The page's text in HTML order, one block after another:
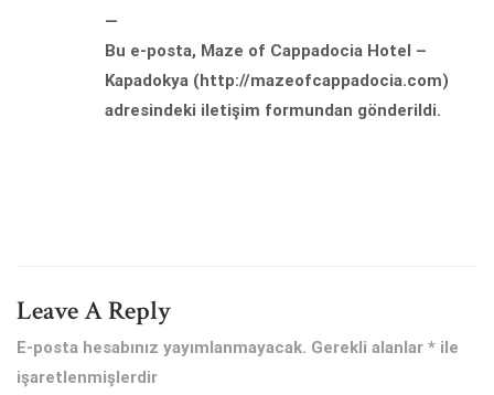
—
Bu e-posta, Maze of Cappadocia Hotel –
Kapadokya (http://mazeofcappadocia.com)
adresindeki iletişim formundan gönderildi.
Leave A Reply
E-posta hesabınız yayımlanmayacak. Gerekli alanlar * ile
işaretlenmişlerdir